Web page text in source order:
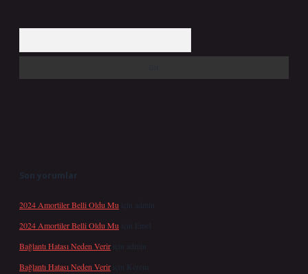
Son yorumlar
2024 Amortiler Belli Oldu Mu için
admin
2024 Amortiler Belli Oldu Mu için Emel
Bağlantı Hatası Neden Verir için
admin
Bağlantı Hatası Neden Verir için Kerem